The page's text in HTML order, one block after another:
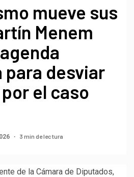
mueve sus
Menem
para desviar
el caso
3 min de lectura
de la Cámara de Diputados,